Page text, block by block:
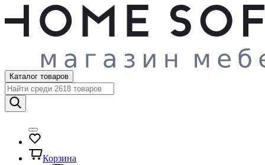
Каталог товаров
Корзина